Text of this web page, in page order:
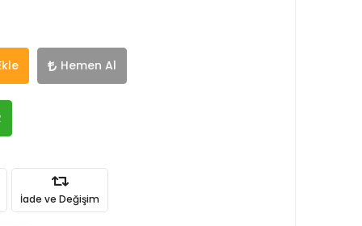
Hemen Al
İade ve Değişim